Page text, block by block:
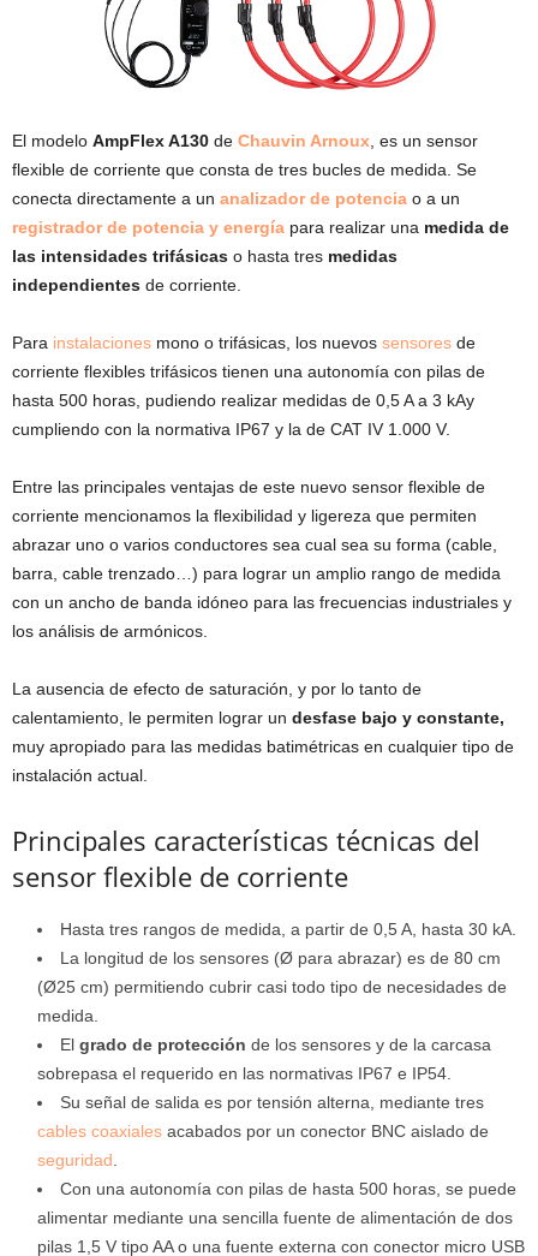
El modelo AmpFlex A130 de Chauvin Arnoux , es un sensor
flexible de corriente que consta de tres bucles de medida. Se
conecta directamente a un analizadorde potencia o a un
registrador de potencia y energía para realizar una medida de
las intensidades trifásicas o hasta tres medidas
independientes de corriente.
Para instalaciones mono o trifásicas, los nuevos sensores de
corriente flexibles trifásicos tienen una autonomía con pilas de
hasta 500 horas, pudiendo realizar medidas de 0,5 A a 3 kAy
cumpliendo con la normativa IP67 y la de CAT IV 1.000 V.
Entre las principales ventajas de este nuevo sensor flexible de
corriente mencionamos la flexibilidad y ligereza que permiten
abrazar uno o varios conductores sea cual sea su forma (cable,
barra, cable trenzado…) para lograr un amplio rango de medida
con un ancho de banda idóneo para las frecuencias industriales y
los análisis de armónicos.
La ausencia de efecto de saturación, y por lo tanto de
calentamiento, le permiten lograr un desfase bajo y constante,
muy apropiado para las medidas batimétricas en cualquier tipo de
instalación actual.
Principales características técnicas del
sensor flexible de corriente
Hasta tres rangos de medida, a partir de 0,5 A, hasta 30 kA.
La longitud de los sensores (Ø para abrazar) es de 80 cm
(Ø25 cm) permitiendo cubrir casi todo tipo de necesidades de
medida.
El grado de protección de los sensores y de la carcasa
sobrepasa el requerido en las normativas IP67 e IP54.
Su señal de salida es por tensión alterna, mediante tres
cables coaxiales acabados por un conector BNC aislado de
seguridad
Con una autonomía con pilas de hasta 500 horas, se puede
alimentar mediante una sencilla fuente de alimentación de dos
pilas 1,5 V tipo AA o una fuente externa con conector micro USB